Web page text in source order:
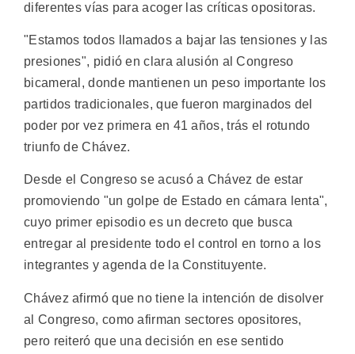
diferentes vías para acoger las críticas opositoras.
"Estamos todos llamados a bajar las tensiones y las
presiones", pidió en clara alusión al Congreso
bicameral, donde mantienen un peso importante los
partidos tradicionales, que fueron marginados del
poder por vez primera en 41 años, trás el rotundo
triunfo de Chávez.
Desde el Congreso se acusó a Chávez de estar
promoviendo "un golpe de Estado en cámara lenta",
cuyo primer episodio es un decreto que busca
entregar al presidente todo el control en torno a los
integrantes y agenda de la Constituyente.
Chávez afirmó que no tiene la intención de disolver
al Congreso, como afirman sectores opositores,
pero reiteró que una decisión en ese sentido